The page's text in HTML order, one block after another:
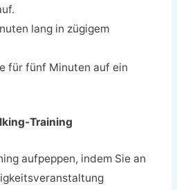
lang in zügigem
für fünf Minuten auf ein
Training
aufpeppen, indem Sie an